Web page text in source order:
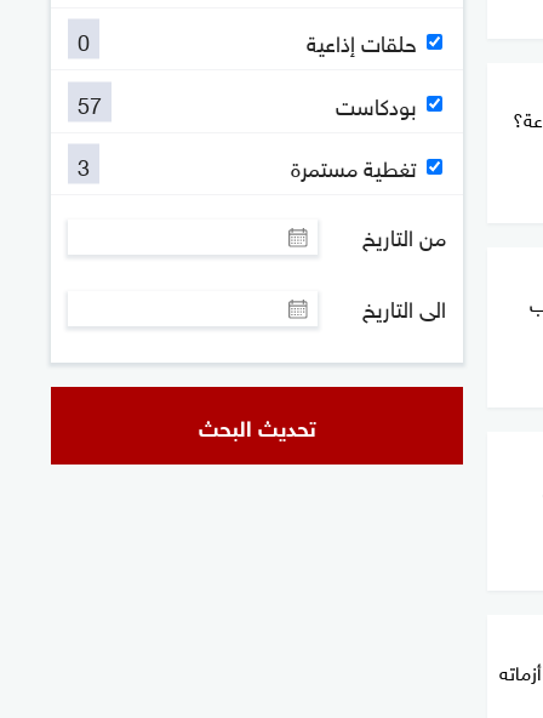
حلقات إذاعية
0
بودكاست
57
تغطية مستمرة
3
من التاريخ
الى التاريخ
تحديث البحث